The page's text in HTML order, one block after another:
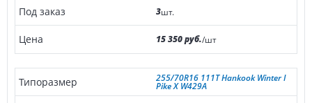
3шт.
15 350 руб./шт
255/70R16 111T Hankook Winter I
Pike X W429A